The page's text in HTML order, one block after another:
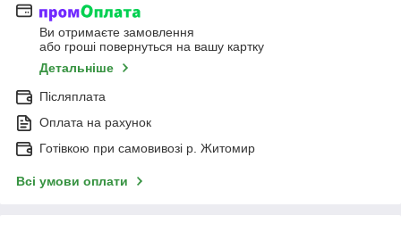
Ви отримаєте замовлення
або гроші повернуться на вашу картку
Детальніше
Післяплата
Оплата на рахунок
Готівкою при самовивозі р. Житомир
Всі умови оплати